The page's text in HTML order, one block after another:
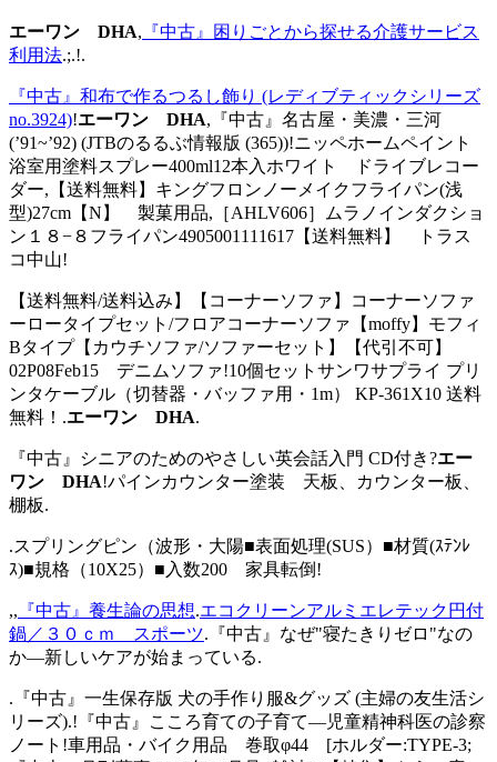
エーワン DHA, 『中古』困りごとから探せる介護サービス
利用法.;.!.
『中古』和布で作るつるし飾り (レディブティックシリーズ
no.3924)!エーワン DHA,『中古』名古屋・美濃・三河
(’91~’92) (JTBのるるぶ情報版 (365))!ニッペホームペイント
浴室用塗料スプレー400ml12本入ホワイト ドライブレコー
ダー,【送料無料】キングフロンノーメイクフライパン(浅
型)27cm【N】 製菓用品,［AHLV606］ムラノインダクショ
ン１８−８フライパン4905001111617【送料無料】 トラス
コ中山!
【送料無料/送料込み】【コーナーソファ】コーナーソファ
ーロータイプセット/フロアコーナーソファ【moffy】モフィ
Bタイプ【カウチソファ/ソファーセット】【代引不可】
02P08Feb15 デニムソファ!10個セットサンワサプライ プリ
ンタケーブル（切替器・バッファ用・1m） KP-361X10 送料
無料！.エーワン DHA.
『中古』シニアのためのやさしい英会話入門 CD付き?エー
ワン DHA!パインカウンター塗装 天板、カウンター板、
棚板.
.スプリングピン（波形・大陽■表面処理(SUS）■材質(ｽﾃﾝﾚ
ｽ)■規格（10X25）■入数200 家具転倒!
,, 『中古』養生論の思想.エコクリーンアルミエレテック円付
鍋／３０ｃｍ スポーツ.『中古』なぜ"寝たきりゼロ"なの
か―新しいケアが始まっている.
.『中古』一生保存版 犬の手作り服&グッズ (主婦の友生活シ
リーズ).!『中古』こころ育ての子育て―児童精神科医の診察
ノート!車用品・バイク用品 巻取φ44 [ホルダー:TYPE-3;